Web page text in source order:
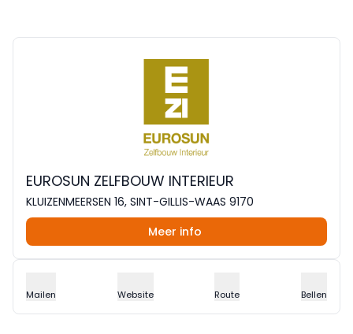
EUROSUN ZELFBOUW INTERIEUR
KLUIZENMEERSEN 16, SINT-GILLIS-WAAS 9170
Meer info
Mailen Website Route Bellen